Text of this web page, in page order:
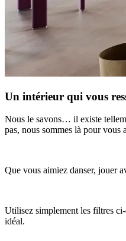
Un intérieur qui vous
Nous le savons… il existe
pas, nous sommes là pour vous
Que vous aimiez danser, jouer
Utilisez simplement les filtres
idéal.